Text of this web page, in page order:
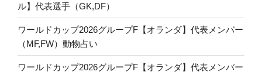
ル】代表選手（GK,DF）
ワールドカップ2026グループF【オランダ】代表メンバー
（MF,FW）動物占い
ワールドカップ2026グループF【オランダ】代表メンバー